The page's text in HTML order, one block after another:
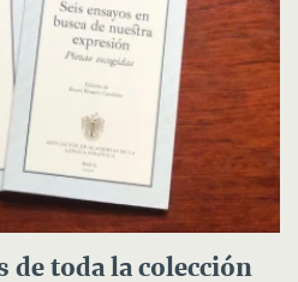
de toda la colección